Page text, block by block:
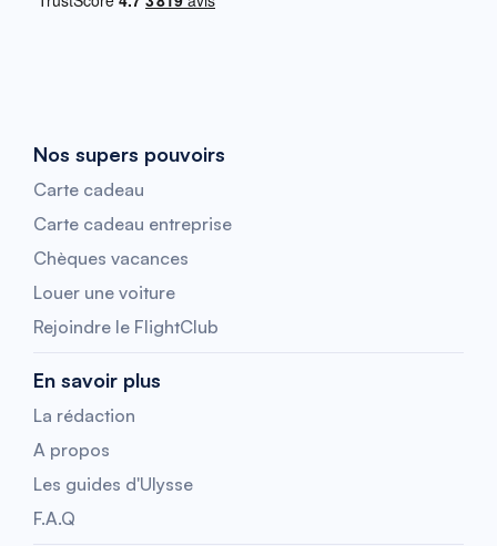
Nos supers pouvoirs
Carte cadeau
Carte cadeau entreprise
Chèques vacances
Louer une voiture
Rejoindre le FlightClub
En savoir plus
La rédaction
A propos
Les guides d'Ulysse
F.A.Q